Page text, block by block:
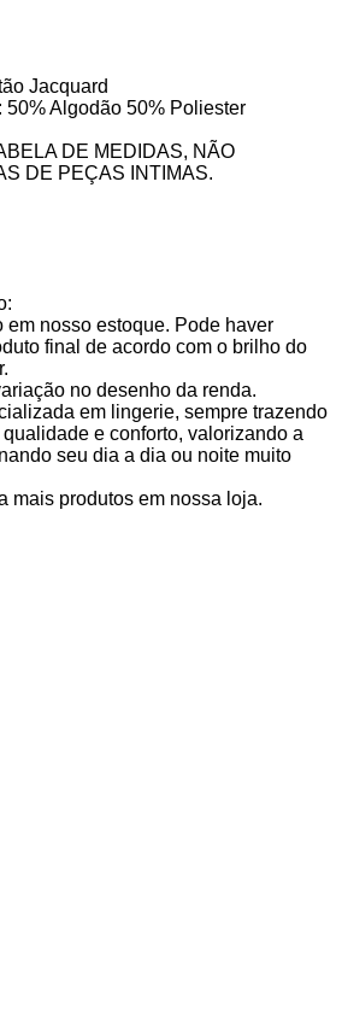
Jacquard
50% Algodão 50% Poliester
DE MEDIDAS, NÃO
DE PEÇAS INTIMAS.
em nosso estoque. Pode haver
final de acordo com o brilho do
no desenho da renda.
em lingerie, sempre trazendo
e conforto, valorizando a
seu dia a dia ou noite muito
mais produtos em nossa loja.